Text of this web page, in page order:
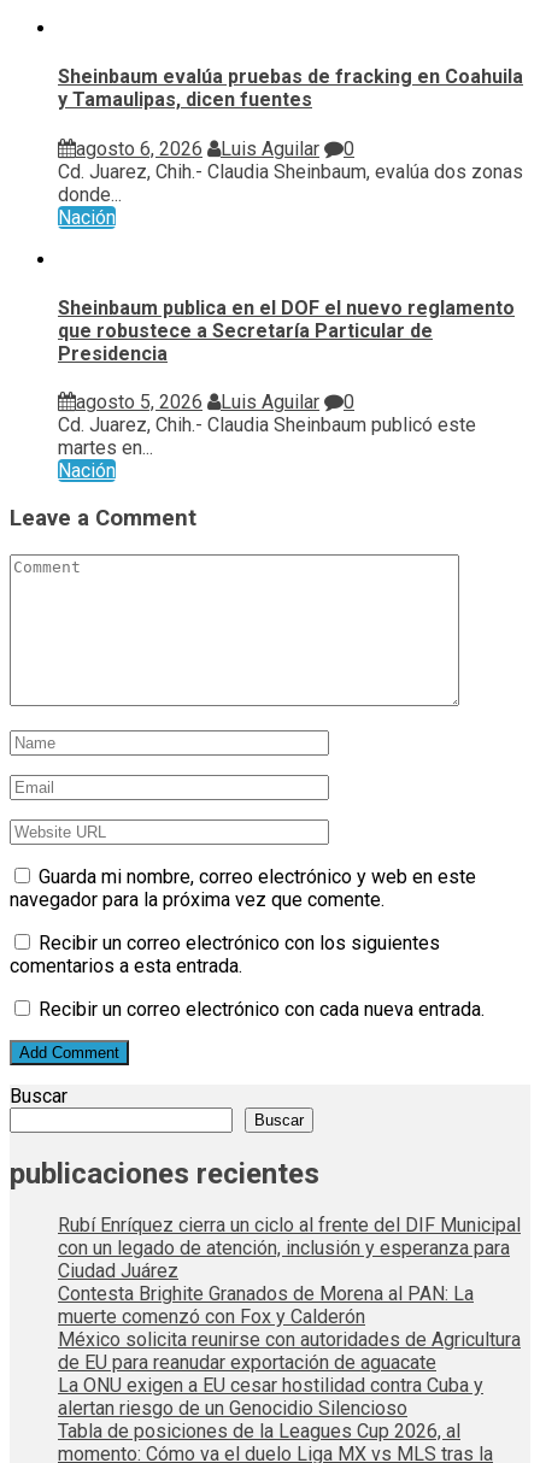
Sheinbaum evalúa pruebas de fracking en Coahuila
y Tamaulipas, dicen fuentes
agosto 6, 2026 Luis Aguilar
0
Cd. Juarez, Chih.- Claudia Sheinbaum, evalúa ⁠dos zonas
donde...
Nación
Sheinbaum publica en el DOF el nuevo reglamento
que robustece a Secretaría Particular de
Presidencia
agosto 5, 2026 Luis Aguilar
0
Cd. Juarez, Chih.- Claudia Sheinbaum publicó este
martes en...
Nación
Leave a Comment
Guarda mi nombre, correo electrónico y web en este
navegador para la próxima vez que comente.
Recibir un correo electrónico con los siguientes
comentarios a esta entrada.
Recibir un correo electrónico con cada nueva entrada.
Buscar
Buscar
publicaciones recientes
Rubí Enríquez cierra un ciclo al frente del DIF Municipal
con un legado de atención, inclusión y esperanza para
Ciudad Juárez
Contesta Brighite Granados de Morena al PAN: La
muerte comenzó con Fox y Calderón
México solicita reunirse con autoridades de Agricultura
de EU para reanudar exportación de aguacate
La ONU exigen a EU cesar hostilidad contra Cuba y
alertan riesgo de un Genocidio Silencioso
Tabla de posiciones de la Leagues Cup 2026, al
momento: Cómo va el duelo Liga MX vs MLS tras la